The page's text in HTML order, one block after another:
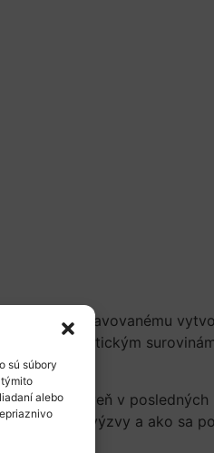
sú súbory
alebo
k pripravovanému
EÚ ku kritickým
zároveň v
na tieto výzvy a ako sa